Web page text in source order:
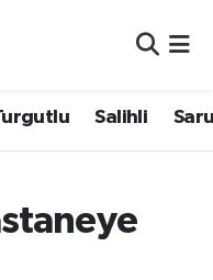
Salihli